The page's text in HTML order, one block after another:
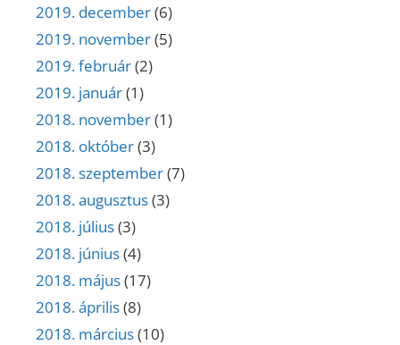
2019. december(6)
2019. november(5)
2019. február(2)
2019. január(1)
2018. november(1)
2018. október(3)
2018. szeptember(7)
2018. augusztus(3)
2018. július(3)
2018. június(4)
2018. május(17)
2018. április(8)
2018. március(10)